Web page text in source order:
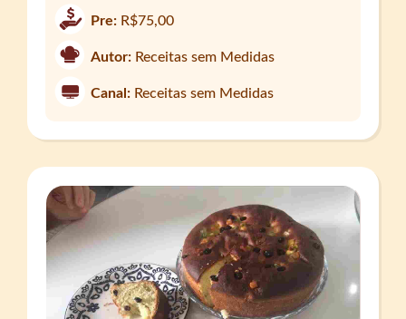
Pre: R$75,00
Autor: Receitas sem Medidas
Canal: Receitas sem Medidas